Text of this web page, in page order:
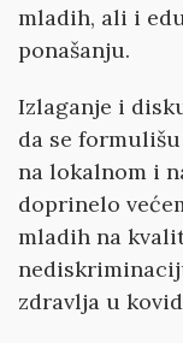
mladih, ali i
ponašanju.
Izlaganje i
da se
na lokalnom i
doprinelo
mladih na
zdravlja u